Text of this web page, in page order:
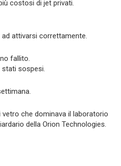
costosi di jet privati.
attivarsi correttamente.
fallito.
sospesi.
vetro che dominava il laboratorio
della Orion Technologies.